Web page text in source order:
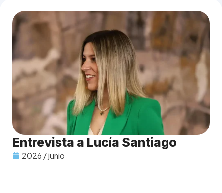
Entrevista a Lucía Santiago
2026 / junio